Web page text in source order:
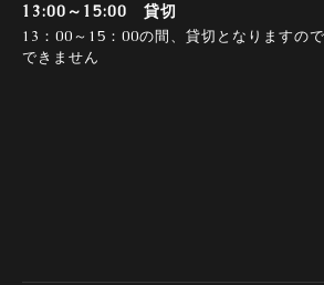
13:00～15:00 貸切
13：00～15：00の間、貸切となりますの
できません